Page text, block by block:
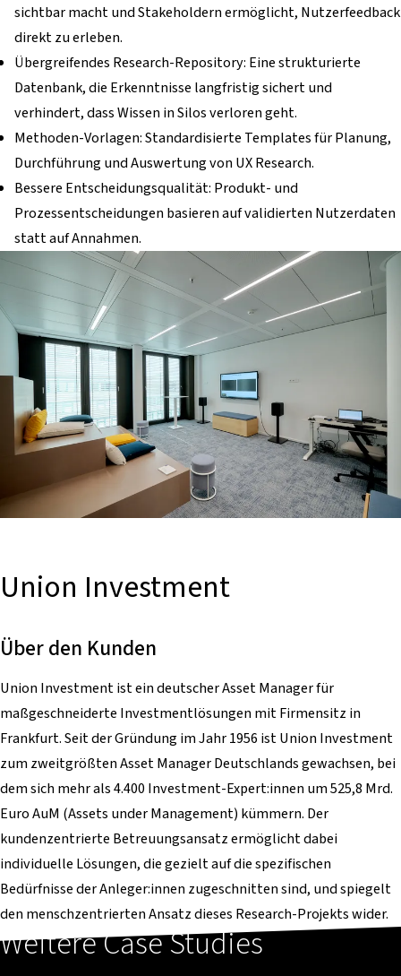
sichtbar macht und Stakeholdern ermöglicht, Nutzerfeedback
direkt zu erleben.
Übergreifendes Research-Repository: Eine strukturierte
Datenbank, die Erkenntnisse langfristig sichert und
verhindert, dass Wissen in Silos verloren geht.
Methoden-Vorlagen: Standardisierte Templates für Planung,
Durchführung und Auswertung von UX Research.
Bessere Entscheidungsqualität: Produkt- und
Prozessentscheidungen basieren auf validierten Nutzerdaten
statt auf Annahmen.
Union Investment
Über den Kunden
Union Investment ist ein deutscher Asset Manager für
maßgeschneiderte Investmentlösungen mit Firmensitz in
Frankfurt. Seit der Gründung im Jahr 1956 ist Union Investment
zum zweitgrößten Asset Manager Deutschlands gewachsen, bei
dem sich mehr als 4.400 Investment-Expert:innen um 525,8 Mrd.
Euro AuM (Assets under Management) kümmern. Der
kundenzentrierte Betreuungsansatz ermöglicht dabei
individuelle Lösungen, die gezielt auf die spezifischen
Bedürfnisse der Anleger:innen zugeschnitten sind, und spiegelt
den menschzentrierten Ansatz dieses Research-Projekts wider.
Weitere Case Studies